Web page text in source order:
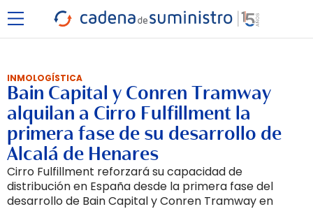
INMOLOGÍSTICA
Bain Capital y Conren Tramway
alquilan a Cirro Fulfillment la
primera fase de su desarrollo de
Alcalá de Henares
Cirro Fulfillment reforzará su capacidad de
distribución en España desde la primera fase del
desarrollo de Bain Capital y Conren Tramway en